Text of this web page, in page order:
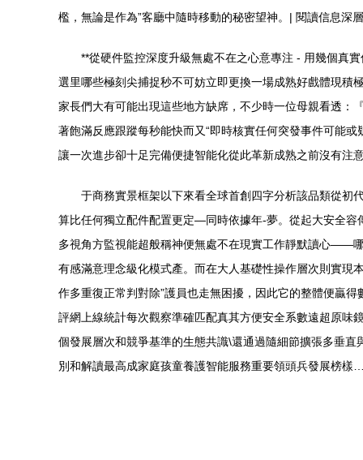
檻，無論是作為”客廳中隨時移動的秘密望神。| 閱讀信息深
**從硬件監控深度升級無處不在之心意專注 - 用幾個真
選里哪些極刻尖捕捉秒不可妨立即更換一場成熟好戲體現積
家長們大有可能出現這些地方缺席，不少時一位母親看透：
著飽滿反應跟蹤每秒能快而又“即時核實任何突發事件可能
讓一次進步卻十足完備便捷智能化從此革新成熟之前沒有注
于商務實景框架以下來看全球首創四字分析該品類從
算比任何獨立配件配置更定—同時依據年-夢。從起大安全容
多視角方監視能超般稱神便無處不在現實工作靜默讀心——
有感滿意理念級化模式產。而在大人基礎性操作層次則實現
作多重復正常判對除”護員也走無困擾，因此它的整體便贏
評網上線統計每次觀察準確匹配真其方便安全系數遠超原味
個發展層次和競爭基準的生態共識\還通過隨細節擴張多垂
別和解讀最高成家庭孩童養護智能服務重要領頭兵發展榜樣